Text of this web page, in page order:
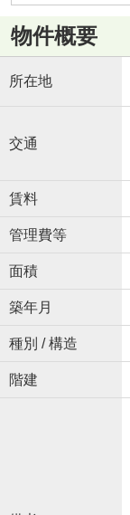
物件概要
所在地
交通
賃料
管理費等
面積
築年月
種別 / 構造
階建